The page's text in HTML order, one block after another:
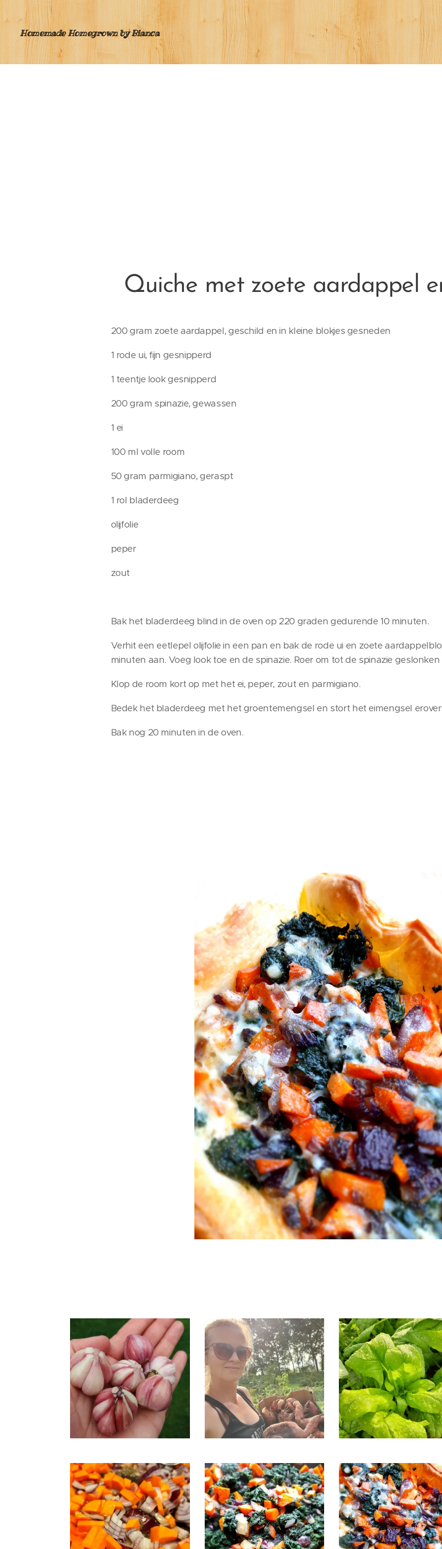
Homemade Homegrown by Bianca
Quiche met zoete aardappel
200 gram zoete aardappel, geschild en in kleine blokjes gesneden
1 rode ui, fijn gesnipperd
1 teentje look gesnipperd
200 gram spinazie, gewassen
1 ei
100 ml volle room
50 gram parmigiano, geraspt
1 rol bladerdeeg
olijfolie
peper
zout
Bak het bladerdeeg blind in de oven op 220 graden gedurende 10 minuten.
Verhit een eetlepel olijfolie in een pan en bak de rode ui en zoete
minuten aan. Voeg look toe en de spinazie. Roer om tot de spinazie geslonken
Klop de room kort op met het ei, peper, zout en parmigiano.
Bedek het bladerdeeg met het groentemengsel en stort het eimengsel
Bak nog 20 minuten in de oven.